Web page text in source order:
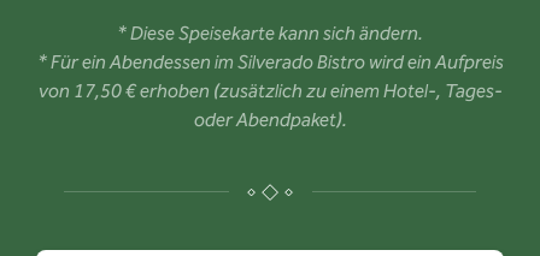
* Diese Speisekarte kann sich ändern.
* Für ein Abendessen im Silverado Bistro wird ein Aufpreis
von 17,50 € erhoben (zusätzlich zu einem Hotel-, Tages-
oder Abendpaket).